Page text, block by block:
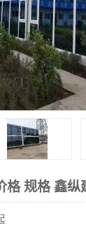
格 规格 鑫纵